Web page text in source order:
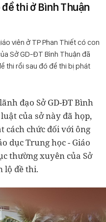
thi ở Bình Thuận
viên ở TP Phan Thiết có con
Sở GD-ĐT Bình Thuận đã
thi rồi sau đó đề thi bị phát
đạo Sở GD-ĐT Bình
của sở này đã họp,
chức đối với ông
dục Trung học - Giáo
thường xuyên của Sở
lộ đề thi.